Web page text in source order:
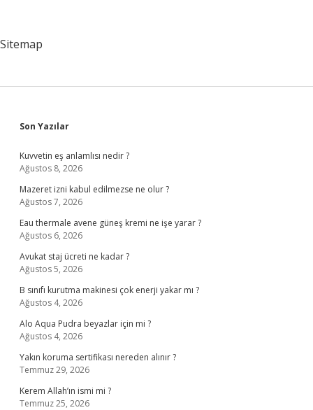
Sitemap
Sidebar
Son Yazılar
Kuvvetin eş anlamlısı nedir ?
Ağustos 8, 2026
Mazeret izni kabul edilmezse ne olur ?
Ağustos 7, 2026
Eau thermale avene güneş kremi ne işe yarar ?
Ağustos 6, 2026
Avukat staj ücreti ne kadar ?
Ağustos 5, 2026
B sınıfı kurutma makinesi çok enerji yakar mı ?
Ağustos 4, 2026
Alo Aqua Pudra beyazlar için mi ?
Ağustos 4, 2026
Yakın koruma sertifikası nereden alınır ?
Temmuz 29, 2026
Kerem Allah’ın ismi mi ?
Temmuz 25, 2026